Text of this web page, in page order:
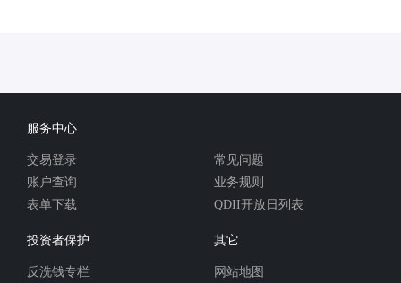
服务中心
交易登录
账户查询
表单下载
常见问题
业务规则
QDII开放日列表
投资者保护
反洗钱专栏
其它
网站地图